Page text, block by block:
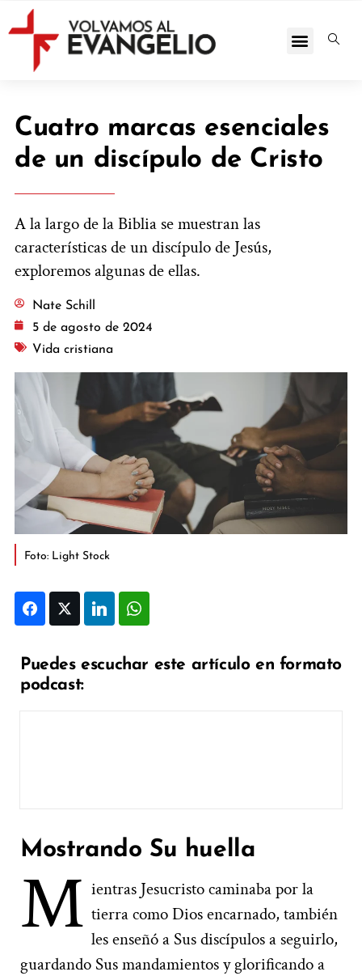
Cuatro marcas esenciales
de un discípulo de Cristo
A la largo de la Biblia se muestran las
características de un discípulo de Jesús,
exploremos algunas de ellas.
Nate Schill
5 de agosto de 2024
Vida cristiana
Foto: Light Stock
FacebookTwitter LinkedIn
Puedes escuchar este artículo en formato
podcast:
Mostrando Su huella
M ientras Jesucristo caminaba por la
tierra como Dios encarnado, también
les enseñó a Sus discípulos a seguirlo,
guardando Sus mandamientos y glorificando a